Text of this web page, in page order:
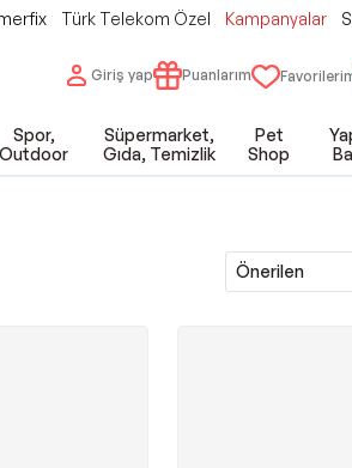
Türk Telekom Özel Kampanyalar
Giriş yap Puanlarım
Spor,
Outdoor
Süpermarket,
Gıda, Temizlik
Pet
Shop
Önerilen